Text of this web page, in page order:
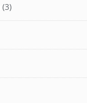
(3)